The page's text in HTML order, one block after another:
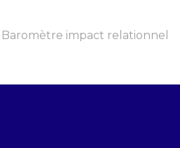
Baromètre impact relationnel